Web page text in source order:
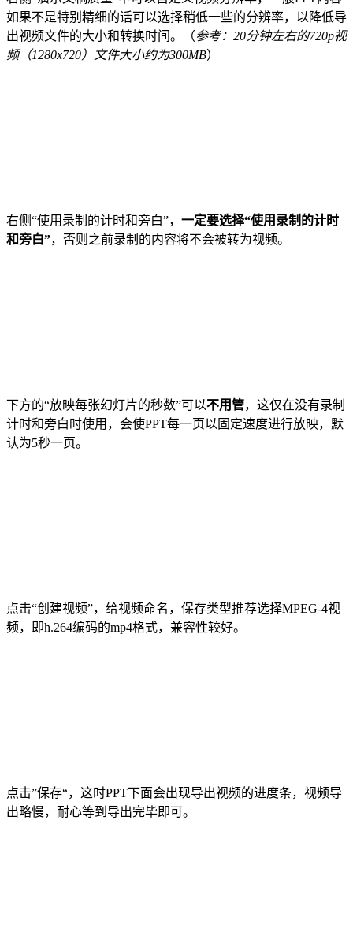
如果不是特别精细的话可以选择稍低一些的分辨率，以降低导
出视频文件的大小和转换时间。（参考：20分钟左右的720p视
频（1280x720）文件大小约为300MB）
右侧“使用录制的计时和旁白”， 一定要选择“使用录制的计时
和旁白”，否则之前录制的内容将不会被转为视频。
下方的“放映每张幻灯片的秒数”可以不用管，这仅在没有录制
计时和旁白时使用，会使PPT每一页以固定速度进行放映，默
认为5秒一页。
点击“创建视频”，给视频命名，保存类型推荐选择MPEG-4视
频，即h.264编码的mp4格式，兼容性较好。
点击”保存“，这时PPT下面会出现导出视频的进度条，视频导
出略慢，耐心等到导出完毕即可。